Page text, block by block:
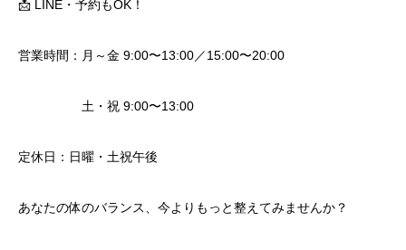
📩 LINE・予約もOK！
営業時間：月～金 9:00〜13:00／15:00〜20:00
土・祝 9:00〜13:00
定休日：日曜・土祝午後
あなたの体のバランス、今よりもっと整えてみませんか？